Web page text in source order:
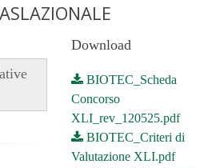
Download
BIOTEC_Scheda
Concorso
XLI_rev_120525.pdf
BIOTEC_Criteri di
Valutazione XLI.pdf